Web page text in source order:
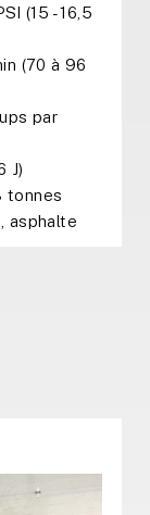
(15 - 16,5
(70 à 96
par
J)
tonnes
asphalte